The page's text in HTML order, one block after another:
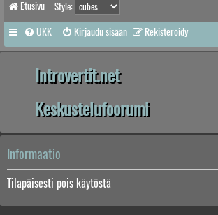
Etusivu Style:
UKK Kirjaudu sisään Rekisteröidy
Introvertit.net
Keskustelufoorumi
Informaatio
Tilapäisesti pois käytöstä